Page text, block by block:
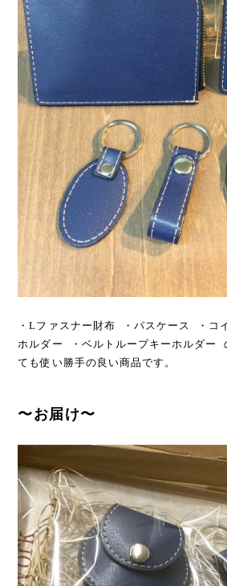
・Lファスナー財布 ・パスケース ・コ
ホルダー ・ベルトループキーホルダ
ても使い勝手の良い商品です。
〜お届け〜